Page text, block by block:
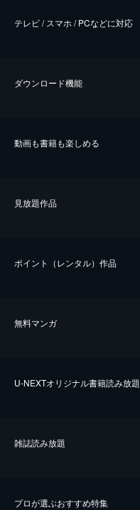
テレビ / スマホ / PCなどに対応
ダウンロード機能
動画も書籍も楽しめる
⾒放題作品
ポイント（レンタル）作品
無料マンガ
U-NEXTオリジナル書籍読み放題
雑誌読み放題
プロが選ぶおすすめ特集